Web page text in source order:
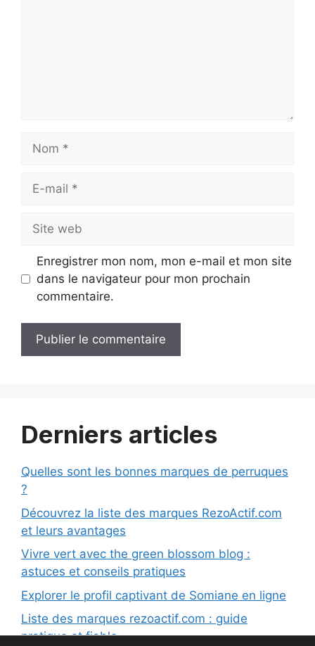
mail
web
Enregistrer mon nom, mon e-mail et mon site
dans le navigateur pour mon prochain
commentaire.
Derniers articles
Quelles sont les bonnes marques de perruques
?
Découvrez la liste des marques RezoActif.com
et leurs avantages
Vivre vert avec the green blossom blog :
astuces et conseils pratiques
Explorer le profil captivant de Somiane en ligne
Liste des marques rezoactif.com : guide
pratique et fiable